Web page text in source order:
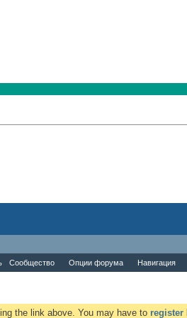
Сообщество Опции форума Навигация
the link above. You may have to register